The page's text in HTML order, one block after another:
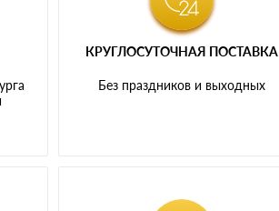
КРУГЛОСУТОЧНАЯ ПОСТАВКА
Без праздников и выходных